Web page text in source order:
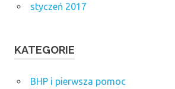
styczeń 2017
KATEGORIE
BHP i pierwsza pomoc